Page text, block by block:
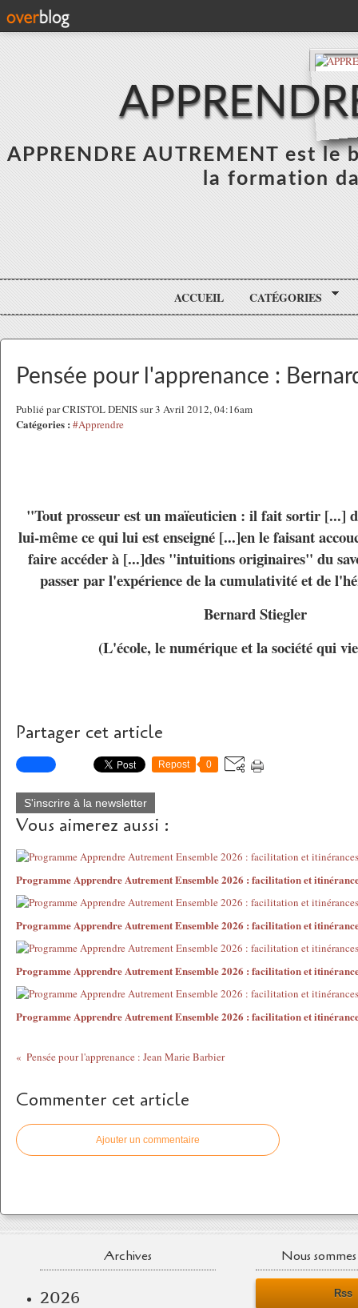
APPRENDRE AUTREMENT est
la formation
ACCUEIL CATÉGORIES
Pensée pour l'apprenance :
Publié par CRISTOL DENIS sur 3 Avril 2012, 04:16am
Catégories : #Apprendre
"Tout prosseur est un maïeuticien : il fait sortir [...]
lui-même ce qui lui est enseigné [...]en le faisant
faire accéder à [...]des "intuitions originaires" du
passer par l'expérience de la cumulativité et de
Bernard Stiegler
(L'école, le numérique et la société qui
Partager cet article
Repost 0
S'inscrire à la newsletter
Vous aimerez aussi :
Programme Apprendre Autrement Ensemble 2026 : facilitation et
Programme Apprendre Autrement Ensemble 2026 : facilitation et
Programme Apprendre Autrement Ensemble 2026 : facilitation et
Programme Apprendre Autrement Ensemble 2026 : facilitation et
Pensée pour l'apprenance : Jean Marie Barbier
Commenter cet article
Ajouter un commentaire
Archives
2026
Nous
Rss